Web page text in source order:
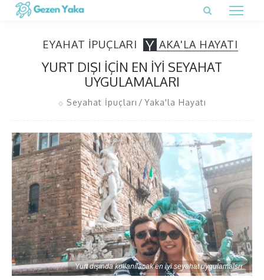
EYAHAT İPUÇLARI Y AKA'LA HAYATI
YURT DIŞI İÇIN EN İYI SEYAHAT
UYGULAMALARI
Seyahat İpuçları Yaka'la Hayatı
Yurt dışında kullanılacak en iyi seyahat uygulamalsrı